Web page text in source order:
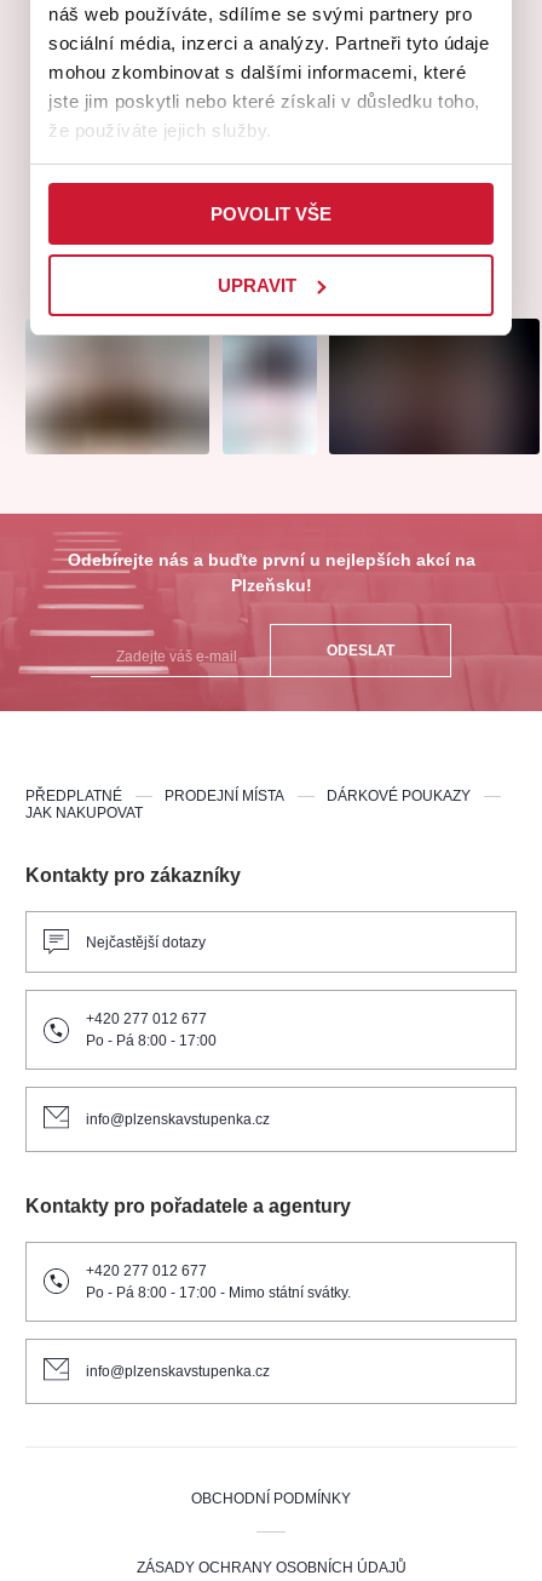
náš web používáte, sdílíme se svými partnery pro
sociální média, inzerci a analýzy. Partneři tyto údaje
mohou zkombinovat s dalšími informacemi, které
jste jim poskytli nebo které získali v důsledku toho,
že používáte jejich služby.
POVOLIT VŠE
UPRAVIT
V souladu s naším mottem klademe důraz na národní
hrdost. Uvádíme českou hudbu a českou soudobou hudbu
za přítomnosti skladatelů v přístupných dramaturgiích. Je pro
nás velmi důležitá edukace mládeže a přiblížení národního
kulturního odkazu této skupině, která bude rozhodovat
o budoucnosti národa.
V Plzeňském regionu podporujeme opravy vybraných
kulturních památek. Vstupné je po skončení festivalového
ročníku předáno představitelům spravujícím vybranou
kulturní památku, na jejíž opravu je částka věnována.
Odebírejte nás a buďte první u nejlepších akcí na
Plzeňsku!
ODESLAT
Kontakty pro zákazníky
Nejčastější dotazy
+420 277 012 677
Po - Pá 8:00 - 17:00
info@plzenskavstupenka.cz
Kontakty pro pořadatele a agentury
+420 277 012 677
Po - Pá 8:00 - 17:00 - Mimo státní svátky.
info@plzenskavstupenka.cz
PŘEDPLATNÉ PRODEJNÍ MÍSTA
DÁRKOVÉ POUKAZY
JAK NAKUPOVAT
OBCHODNÍ PODMÍNKY
ZÁSADY OCHRANY OSOBNÍCH ÚDAJŮ